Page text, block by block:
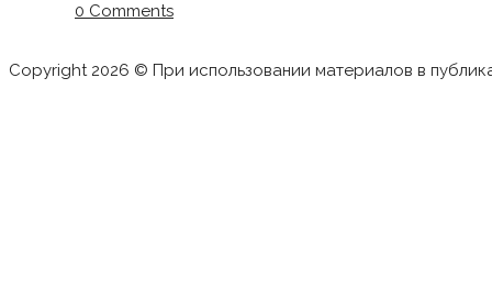
0 Comments
Copyright 2026 © При использовании материалов в